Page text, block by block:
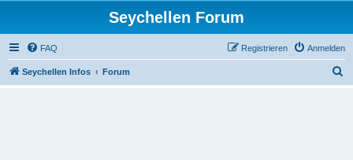
Seychellen Forum
FAQ Anmelden
Registrieren
Seychellen Infos Forum